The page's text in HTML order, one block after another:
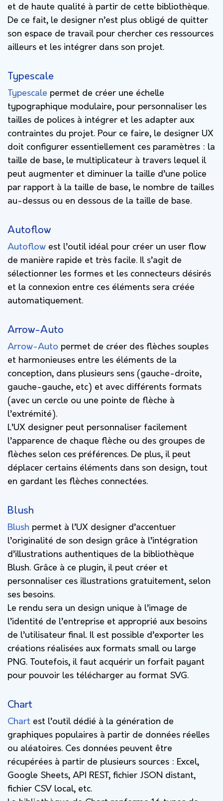
et de haute qualité à partir de cette bibliothèque.
De ce fait, le designer n’est plus obligé de quitter
son espace de travail pour chercher ces ressources
ailleurs et les intégrer dans son projet.
Typescale
Typescale permet de créer une échelle
typographique modulaire, pour personnaliser les
tailles de polices à intégrer et les adapter aux
contraintes du projet. Pour ce faire, le designer UX
doit configurer essentiellement ces paramètres : la
taille de base, le multiplicateur à travers lequel il
peut augmenter et diminuer la taille d’une police
par rapport à la taille de base, le nombre de tailles
au-dessus ou en dessous de la taille de base.
Autoflow
Autoflow est l’outil idéal pour créer un user flow
de manière rapide et très facile. Il s’agit de
sélectionner les formes et les connecteurs désirés
et la connexion entre ces éléments sera créée
automatiquement.
Arrow-Auto
Arrow-Auto permet de créer des flèches souples
et harmonieuses entre les éléments de la
conception, dans plusieurs sens (gauche-droite,
gauche-gauche, etc) et avec différents formats
(avec un cercle ou une pointe de flèche à
l’extrémité).
L’UX designer peut personnaliser facilement
l’apparence de chaque flèche ou des groupes de
flèches selon ces préférences. De plus, il peut
déplacer certains éléments dans son design, tout
en gardant les flèches connectées.
Blush
Blush permet à l’UX designer d’accentuer
l’originalité de son design grâce à l’intégration
d’illustrations authentiques de la bibliothèque
Blush. Grâce à ce plugin, il peut créer et
personnaliser ces illustrations gratuitement, selon
ses besoins.
Le rendu sera un design unique à l’image de
l’identité de l’entreprise et approprié aux besoins
de l’utilisateur final. Il est possible d’exporter les
créations réalisées aux formats small ou large
PNG. Toutefois, il faut acquérir un forfait payant
pour pouvoir les télécharger au format SVG.
Chart
Chart est l’outil dédié à la génération de
graphiques populaires à partir de données réelles
ou aléatoires. Ces données peuvent être
récupérées à partir de plusieurs sources : Excel,
Google Sheets, API REST, fichier JSON distant,
fichier CSV local, etc.